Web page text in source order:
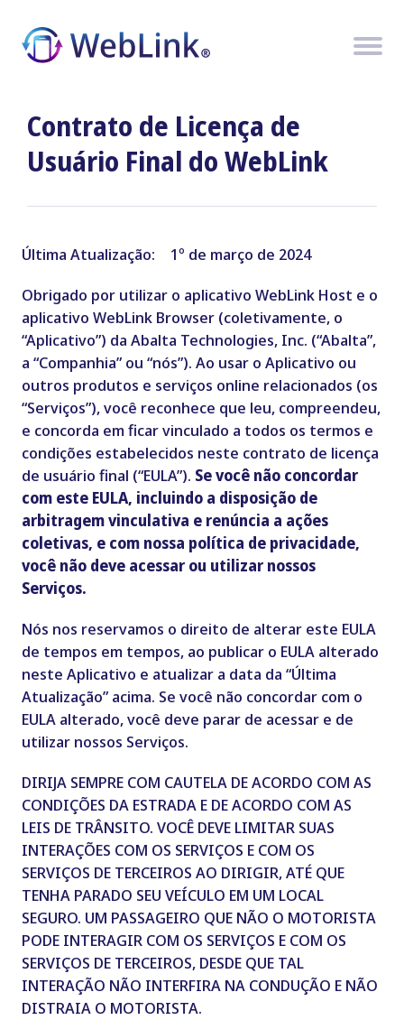
Contrato de Licença de
Usuário Final doWebLink
Última Atualização: 1º de março de 2024
Obrigado por utilizar o aplicativo WebLink Host e o
aplicativo WebLink Browser (coletivamente, o
“Aplicativo”) da Abalta Technologies, Inc. (“Abalta”,
a “Companhia” ou “nós”). Ao usar o Aplicativo ou
outros produtos e serviços online relacionados (os
“Serviços”), você reconhece que leu, compreendeu,
e concorda em ficar vinculado a todos os termos e
condições estabelecidos neste contrato de licença
de usuário final (“EULA”). Se você não concordar
com este EULA, incluindo a disposição de
arbitragem vinculativa e renúncia a ações
coletivas, e com nossa política de privacidade,
você não deve acessar ou utilizar nossos
Serviços.
Nós nos reservamos o direito de alterar este EULA
de tempos em tempos, ao publicar o EULA alterado
neste Aplicativo e atualizar a data da “Última
Atualização” acima. Se você não concordar com o
EULA alterado, você deve parar de acessar e de
utilizar nossos Serviços.
DIRIJA SEMPRE COM CAUTELA DE ACORDO COM AS
CONDIÇÕES DA ESTRADA E DE ACORDO COM AS
LEIS DE TRÂNSITO. VOCÊ DEVE LIMITAR SUAS
INTERAÇÕES COM OS SERVIÇOS E COM OS
SERVIÇOS DE TERCEIROS AO DIRIGIR, ATÉ QUE
TENHA PARADO SEU VEÍCULO EM UM LOCAL
SEGURO. UM PASSAGEIRO QUE NÃO O MOTORISTA
PODE INTERAGIR COM OS SERVIÇOS E COM OS
SERVIÇOS DE TERCEIROS, DESDE QUE TAL
INTERAÇÃO NÃO INTERFIRA NA CONDUÇÃO E NÃO
DISTRAIA O MOTORISTA.